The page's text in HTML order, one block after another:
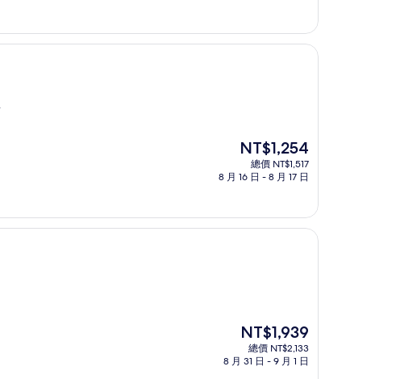
NT$2,048
現
價
NT$1,254
NT$1,254
總價 NT$1,517
8 月 16 日 - 8 月 17 日
現
在
價
NT$1,939
總價 NT$2,133
8 月 31 日 - 9 月 1 日